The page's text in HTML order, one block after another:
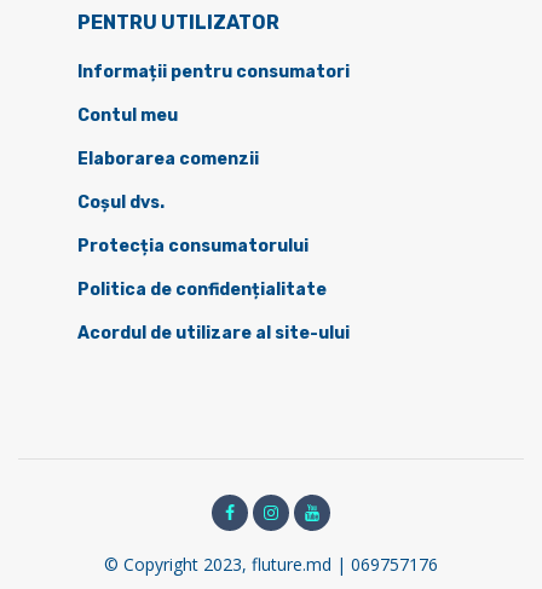
PENTRU UTILIZATOR
Informații pentru consumatori
Contul meu
Elaborarea comenzii
Coșul dvs.
Protecția consumatorului
Politica de confidențialitate
Acordul de utilizare al site-ului
© Copyright 2023, fluture.md | 069757176